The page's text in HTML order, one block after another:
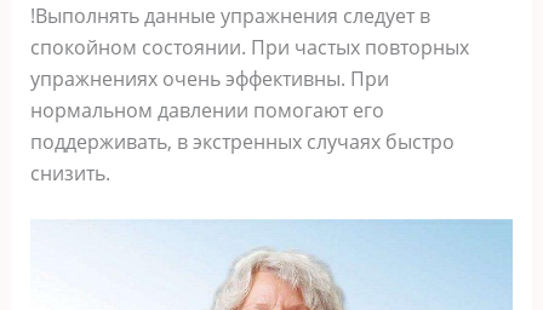
!Выполнять данные упражнения следует в
спокойном состоянии. При частых повторных
упражнениях очень эффективны. При
нормальном давлении помогают его
поддерживать, в экстренных случаях быстро
снизить.